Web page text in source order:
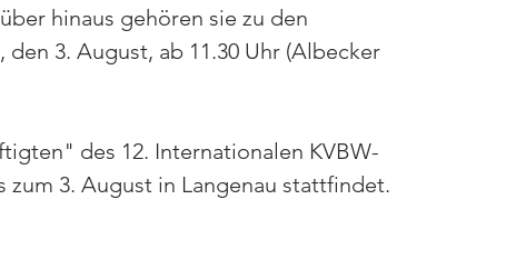
hinaus gehören sie zu den
3. August, ab 11.30 Uhr (Albecker
des 12. Internationalen KVBW-
zum 3. August in Langenau stattfindet.